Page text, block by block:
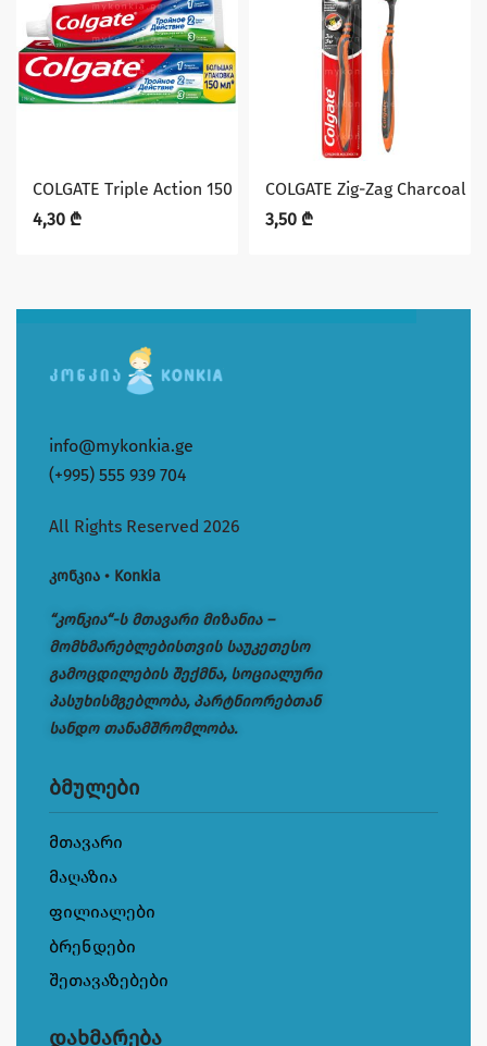
COLGATE Triple Action 150 მლ. კბილის პასტა
4,30 ₾
COLGATE Zig-Zag Charcoal
3,50 ₾
info@mykonkia.ge
(+995) 555 939 704
All Rights Reserved 2026
კონკია • Konkia
“კონკია“-ს მთავარი მიზანია –
მომხმარებლებისთვის საუკეთესო
გამოცდილების შექმნა, სოციალური
პასუხისმგებლობა, პარტნიორებთან
სანდო თანამშრომლობა.
ბმულები
მთავარი
მაღაზია
ფილიალები
ბრენდები
შეთავაზებები
დახმარება